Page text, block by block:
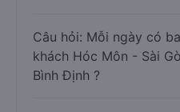
Câu hỏi: Mỗi ngày có
khách Hóc Môn - Sài
Bình Định ?